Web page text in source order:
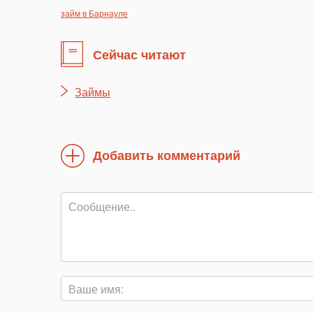
займ в Барнауле
Сейчас читают
Займы
Добавить комментарий